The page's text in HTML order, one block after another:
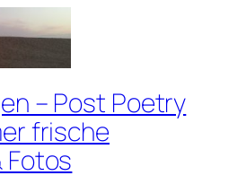
– Post Poetry
frische
Fotos